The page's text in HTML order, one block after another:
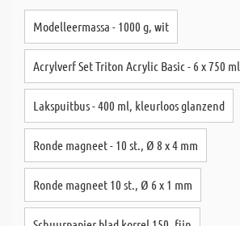
Modelleermassa - 1000 g, wit
Acrylverf Set Triton Acrylic Basic - 6 x 750 ml
Lakspuitbus - 400 ml, kleurloos glanzend
Ronde magneet - 10 st., Ø 8 x 4 mm
Ronde magneet 10 st., Ø 6 x 1 mm